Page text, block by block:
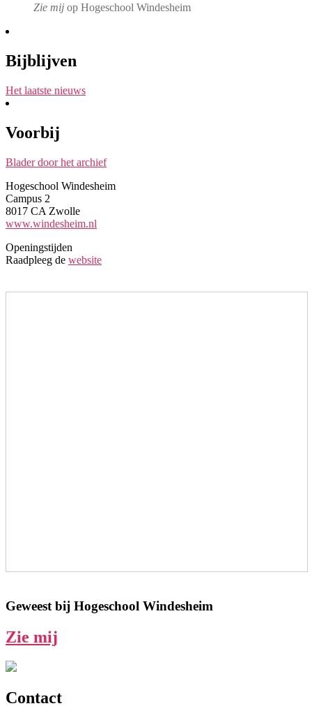
Zie mij op Hogeschool Windesheim
Bijblijven
Het laatste nieuws
Voorbij
Blader door het archief
Hogeschool Windesheim
Campus 2
8017 CA Zwolle
www.windesheim.nl
Openingstijden
Raadpleeg de website
Geweest bij Hogeschool Windesheim
Zie mij
Contact